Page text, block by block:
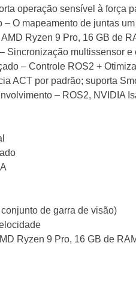
operação sensível à força
– O mapeamento de juntas
Ryzen 9 Pro, 16 GB de
Sincronização multissensor
– Controle ROS2 +
ACT por padrão; suporta
– ROS2, NVIDIA
de garra de visão)
Ryzen 9 Pro, 16 GB de